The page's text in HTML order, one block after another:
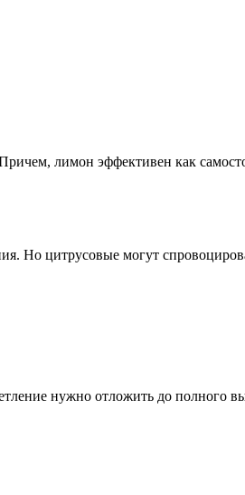
лимон эффективен как
Но цитрусовые могут
нужно отложить до полного